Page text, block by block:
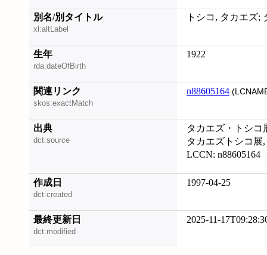
別名/別タイトル
xl:altLabel
トシコ, タカエズ;
生年
rda:dateOfBirth
1922
関連リンク
skos:exactMatch
n88605164
出典
dct:source
タカエズ・トシコ
タカエズトシコ展,
LCCN: n88605164
作成日
dct:created
1997-04-25
最終更新日
dct:modified
2025-11-